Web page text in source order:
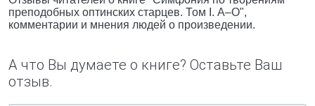
преподобных оптинских старцев. Том I. А–О",
комментарии и мнения людей о произведении.
А что Вы думаете о книге? Оставьте Ваш
отзыв.